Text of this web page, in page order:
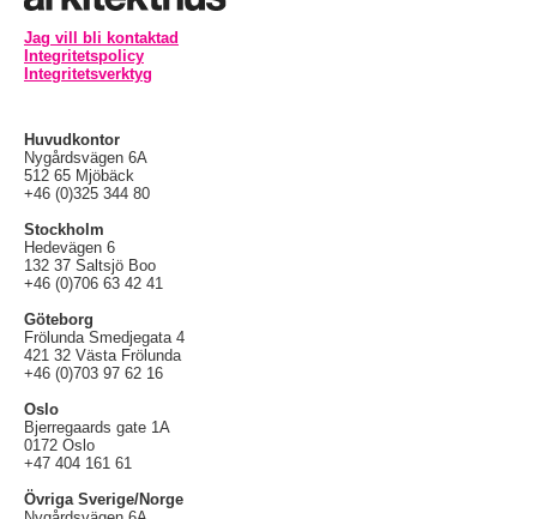
Jag vill bli kontaktad
Integritetspolicy
Integritetsverktyg
Huvudkontor
Nygårdsvägen 6A
512 65 Mjöbäck
+46 (0)325 344 80
Stockholm
Hedevägen 6
132 37 Saltsjö Boo
+46 (0)706 63 42 41
Göteborg
Frölunda Smedjegata 4
421 32 Västa Frölunda
+46 (0)703 97 62 16
Oslo
Bjerregaards gate 1A
0172 Oslo
+47 404 161 61
Övriga Sverige/Norge